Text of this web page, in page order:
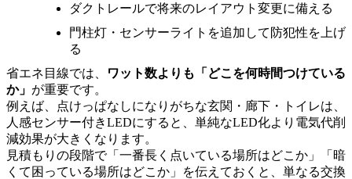
ダクトレールで将来のレイアウト変更に備える
門柱灯・センサーライトを追加して防犯性を上げ
る
省エネ目線では、
ワット数よりも「どこを何時間つけている
か」 が重要です。
例えば、点けっぱなしになりがちな玄関・廊下・トイレは、
人感センサー付きLEDにすると、単純なLED化より電気代削
減効果が大きくなります。
見積もりの段階で「一番長く点いている場所はどこか」「暗
くて困っている場所はどこか」を伝えておくと、単なる交換